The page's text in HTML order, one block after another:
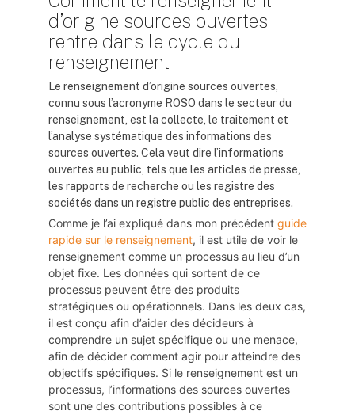
d’origine sources ouvertes
rentre dans le cycle du
renseignement
Le renseignement d’origine sources ouvertes,
connu sous l’acronyme ROSO dans le secteur du
renseignement, est la collecte, le traitement et
l’analyse systématique des informations des
sources ouvertes. Cela veut dire l’informations
ouvertes au public, tels que les articles de presse,
les rapports de recherche ou les registre des
sociétés dans un registre public des entreprises.
Comme je l’ai expliqué dans mon précédent guide
rapide sur le renseignement, il est utile de voir le
renseignement comme un processus au lieu d’un
objet fixe. Les données qui sortent de ce
processus peuvent être des produits
stratégiques ou opérationnels. Dans les deux cas,
il est conçu afin d’aider des décideurs à
comprendre un sujet spécifique ou une menace,
afin de décider comment agir pour atteindre des
objectifs spécifiques. Si le renseignement est un
processus, l’informations des sources ouvertes
sont une des contributions possibles à ce